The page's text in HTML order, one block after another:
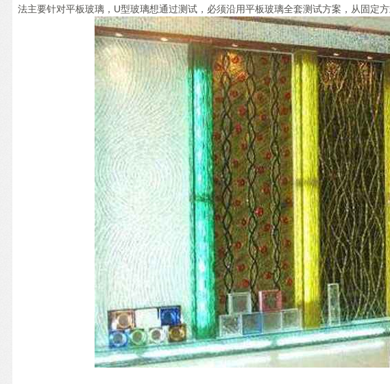
法主要针对平板玻璃，U型玻璃想通过测试，必须沿用平板玻璃全套测试方案，从固定